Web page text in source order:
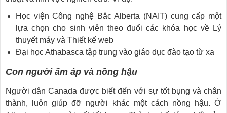
Học viện Công nghệ Bắc Alberta (NAIT) cung cấp một
lựa chọn cho sinh viên theo đuổi các khóa học về Lý
thuyết máy và Thiết kế web
Đại học Athabasca tập trung vào giáo dục đào tạo từ xa
Con người ấm áp và nồng hậu
Người dân Canada được biết đến với sự tốt bụng và chân
thành, luôn giúp đỡ người khác một cách nồng hậu. Ở